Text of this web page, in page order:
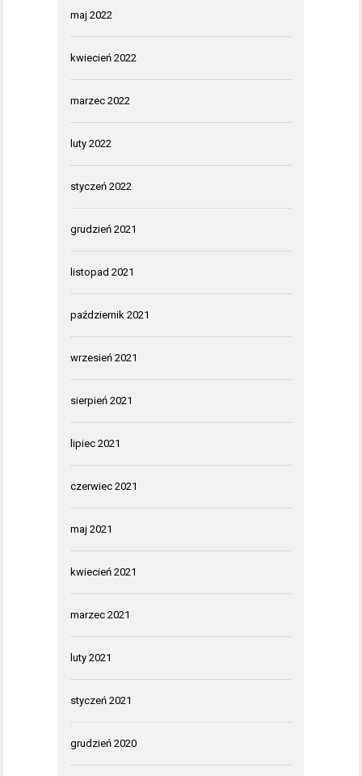
maj 2022
kwiecień 2022
marzec 2022
luty 2022
styczeń 2022
grudzień 2021
listopad 2021
październik 2021
wrzesień 2021
sierpień 2021
lipiec 2021
czerwiec 2021
maj 2021
kwiecień 2021
marzec 2021
luty 2021
styczeń 2021
grudzień 2020